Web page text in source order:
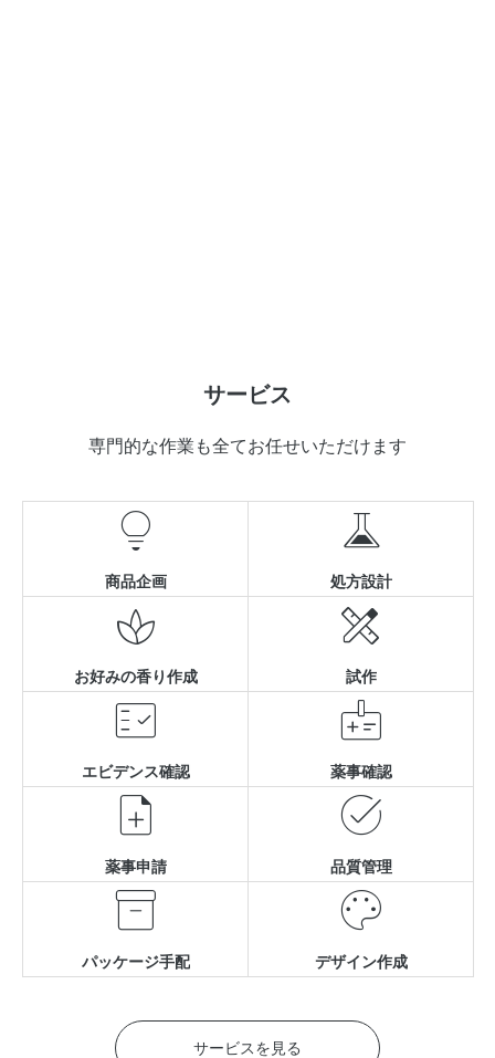
サービス
専門的な作業も全てお任せいただけます

商品企画

処方設計

お好みの香り作成

試作

エビデンス確認

薬事確認

薬事申請

品質管理

パッケージ手配

デザイン作成
サービスを見る